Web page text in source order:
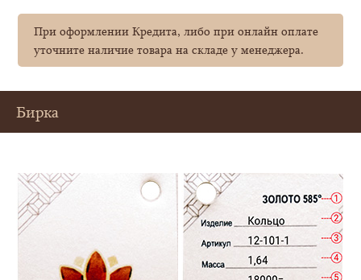
При оформлении Кредита, либо при онлайн оплате
уточните наличие товара на складе у менеджера.
Бирка